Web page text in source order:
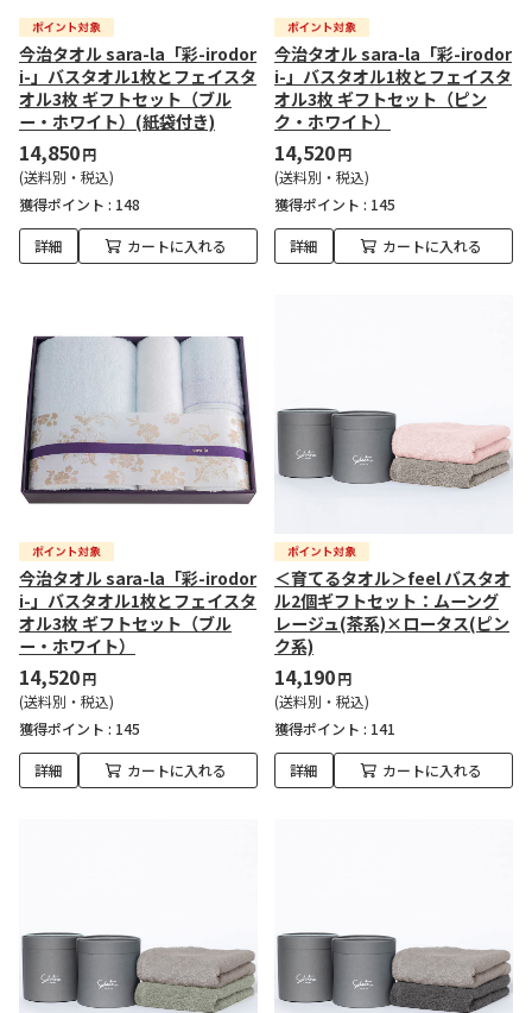
今治タオル sara-la「彩-irodor
i-」バスタオル1枚とフェイスタ
オル3枚 ギフトセット（ブル
ー・ホワイト）(紙袋付き)
14,850円
(送料別・税込)
獲得ポイント : 148
詳細 カートに入れる
今治タオル sara-la「彩-irodor
i-」バスタオル1枚とフェイスタ
オル3枚 ギフトセット（ピン
ク・ホワイト）
14,520円
(送料別・税込)
獲得ポイント : 145
詳細 カートに入れる
今治タオル sara-la「彩-irodor
i-」バスタオル1枚とフェイスタ
オル3枚 ギフトセット（ブル
ー・ホワイト）
14,520円
(送料別・税込)
獲得ポイント : 145
詳細 カートに入れる
＜育てるタオル＞feel バスタオ
ル2個ギフトセット：ムーング
レージュ(茶系)×ロータス(ピン
ク系)
14,190円
(送料別・税込)
獲得ポイント : 141
詳細 カートに入れる